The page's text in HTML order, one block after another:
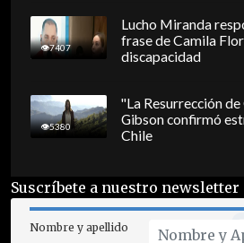
7407
Lucho Miranda
frase de Camila
discapacidad
5380
"La Resurrección
Gibson confirmó
Chile
Suscríbete a nuestro newsletter
Nombre y apellido